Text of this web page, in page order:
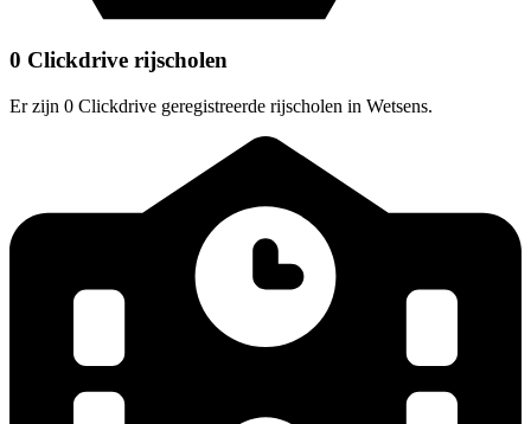
0 Clickdrive rijscholen
Er zijn 0 Clickdrive geregistreerde rijscholen in Wetsens.